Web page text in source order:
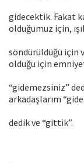
gidecektik. Fakat
olduğumuz için,
söndürüldüğü için
olduğu için
“gidemezsiniz”
arkadaşlarım
dedik ve “gittik”.